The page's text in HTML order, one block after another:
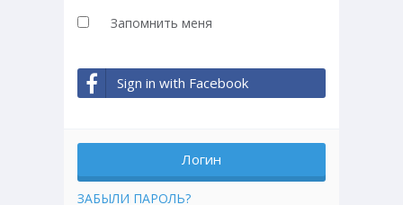
Запомнить меня
Sign in with Facebook
ЗАБЫЛИ ПАРОЛЬ?